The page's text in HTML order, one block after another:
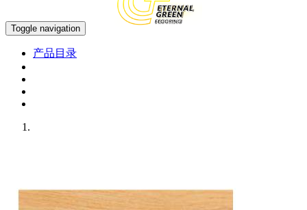
Toggle navigation
产品目录